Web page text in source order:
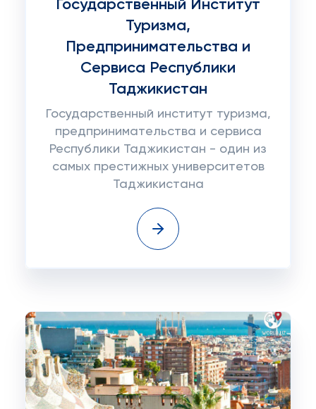
Государственный Институт
Туризма,
Предпринимательства и
Сервиса Республики
Таджикистан
Государственный институт туризма,
предпринимательства и сервиса
Республики Таджикистан - один из
самых престижных университетов
Таджикистана